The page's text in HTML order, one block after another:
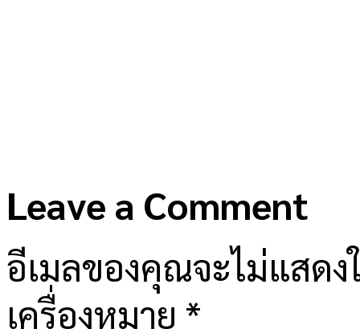
Leave a Comment
อีเมลของคุณจะไม่แสด
เครื่องหมาย *